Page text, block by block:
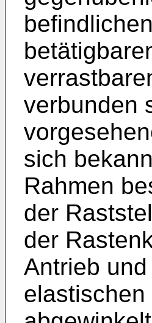
verbunden
sich
Rahmen
der
der
Antrieb